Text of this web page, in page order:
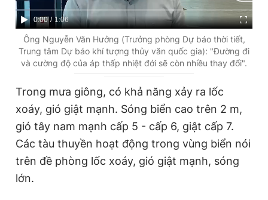
C
u
r
e
n
t
T
i
0:00 / D
u
r
t
i
o
n
1:06
Ông Nguyễn Văn Hưởng (Trưởng phòng Dự báo thời tiết,
Trung tâm Dự báo khí tượng thủy văn quốc gia): "Đường đi
và cường độ của áp thấp nhiệt đới sẽ còn nhiều thay đổi".
Trong mưa giông, có khả năng xảy ra lốc
xoáy, gió giật mạnh. Sóng biển cao trên 2 m,
gió tây nam mạnh cấp 5 - cấp 6, giật cấp 7.
Các tàu thuyền hoạt động trong vùng biển nói
trên đề phòng lốc xoáy, gió giật mạnh, sóng
lớn.